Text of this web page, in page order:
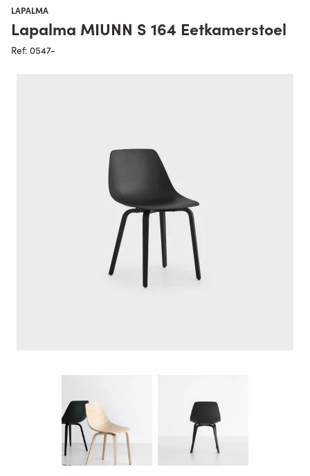
LAPALMA
Lapalma MIUNN S 164 Eetkamerstoel
Ref: 0547-